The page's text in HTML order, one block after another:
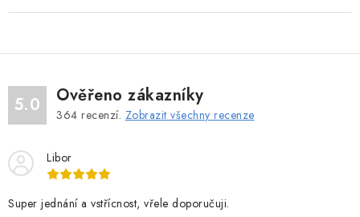
5.0 Ověřeno zákazníky
364 recenzí. Zobrazit všechny recenze
Libor
Super jednání a vstřícnost, vřele doporučuji.